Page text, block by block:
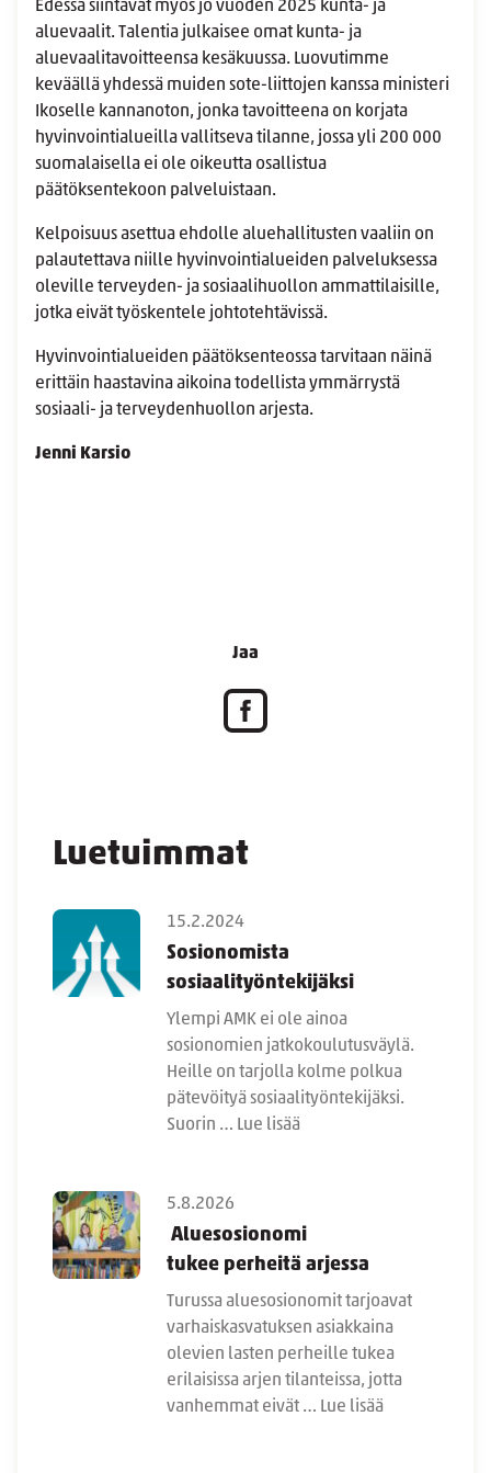
Luetuimmat
15.2.2024
Sosionomista
sosiaalityöntekijäksi
Ylempi AMK ei ole ainoa
sosionomien jatkokoulutusväylä.
Heille on tarjolla kolme polkua
pätevöityä sosiaalityöntekijäksi.
Suorin … Lue lisää
5.8.2026
Aluesosionomi
tukee perheitä arjessa
Turussa aluesosionomit tarjoavat
varhaiskasvatuksen asiakkaina
olevien lasten perheille tukea
erilaisissa arjen tilanteissa, jotta
vanhemmat eivät … Lue lisää
Edessä siintävät myös jo vuoden 2025 kunta- ja
aluevaalit. Talentia julkaisee omat kunta- ja
aluevaalitavoitteensa kesäkuussa. Luovutimme
keväällä yhdessä muiden sote-liittojen kanssa ministeri
Ikoselle kannanoton, jonka tavoitteena on korjata
hyvinvointialueilla vallitseva tilanne, jossa yli 200 000
suomalaisella ei ole oikeutta osallistua
päätöksentekoon palveluistaan.
Kelpoisuus asettua ehdolle aluehallitusten vaaliin on
palautettava niille hyvinvointialueiden palveluksessa
oleville terveyden- ja sosiaalihuollon ammattilaisille,
jotka eivät työskentele johtotehtävissä.
Hyvinvointialueiden päätöksenteossa tarvitaan näinä
erittäin haastavina aikoina todellista ymmärrystä
sosiaali- ja terveydenhuollon arjesta.
Jenni Karsio
Jaa